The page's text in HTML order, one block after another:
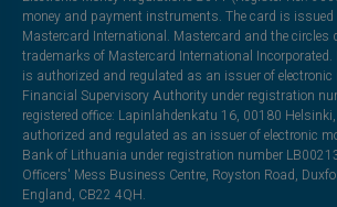
money and payment instruments. The card is issued
Mastercard International. Mastercard and the circles
trademarks of Mastercard International
is authorized and regulated as an issuer of
Financial Supervisory Authority under registration
registered office: Lapinlahdenkatu 16, 00180
authorized and regulated as an issuer of electronic
Bank of Lithuania under registration number
Officers' Mess Business Centre, Royston Road,
England, CB22 4QH.